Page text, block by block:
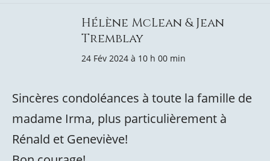
Hélène McLean & Jean
Tremblay
24 Fév 2024 à 10 h 00 min
Sincères condoléances à toute la famille de
madame Irma, plus particulièrement à
Rénald et Geneviève!